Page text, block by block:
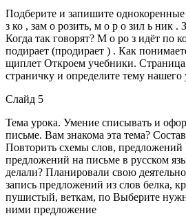
Подберите и запишите
з ко , зам о розить, м о р о зил ь ник
Когда так говорят? М о ро з идёт по
подирает (продирает ) . Как
щиплет Откроем учебники.
страничку и определите тему нашего
Слайд 5
Тема урока. Умение списывать и
письме. Вам знакома эта тема?
Повторить схемы слов,
предложений на письме в русском
делали? Планировали свою
запись предложений из слов белка,
пушистый, веткам, по Выберите
ними предложение